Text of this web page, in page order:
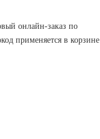
онлайн-заказ по
применяется в корзине